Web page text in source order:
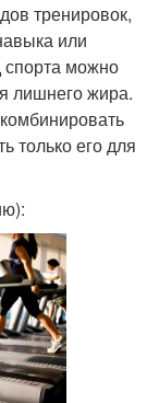
тренировок,
или
спорта можно
лишнего жира.
только его для